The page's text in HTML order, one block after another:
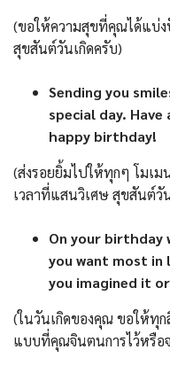
(ขอให้ความสุขที่คุณได้แบ่
สุขสันต์วันเกิดครับ)
Sending you
special day.
happy birthday!
(ส่งรอยยิ้มไปให้ทุกๆ โมเ
เวลาที่แสนวิเศษ สุขสันต์วั
On your birthday
you want most
you imagined it
(ในวันเกิดของคุณ ขอให้ทุ
แบบที่คุณจินตนการไว้หรือ